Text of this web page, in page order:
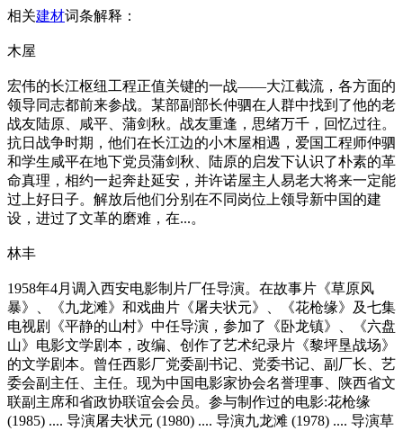
相关建材词条解释：
木屋
宏伟的长江枢纽工程正值关键的一战——大江截流，各方面的
领导同志都前来参战。某部副部长仲驷在人群中找到了他的老
战友陆原、咸平、蒲剑秋。战友重逢，思绪万千，回忆过往。
抗日战争时期，他们在长江边的小木屋相遇，爱国工程师仲驷
和学生咸平在地下党员蒲剑秋、陆原的启发下认识了朴素的革
命真理，相约一起奔赴延安，并许诺屋主人易老大将来一定能
过上好日子。解放后他们分别在不同岗位上领导新中国的建
设，进过了文革的磨难，在...。
林丰
1958年4月调入西安电影制片厂任导演。在故事片《草原风
暴》、《九龙滩》和戏曲片《屠夫状元》、《花枪缘》及七集
电视剧《平静的山村》中任导演，参加了《卧龙镇》、《六盘
山》电影文学剧本，改编、创作了艺术纪录片《黎坪垦战场》
的文学剧本。曾任西影厂党委副书记、党委书记、副厂长、艺
委会副主任、主任。现为中国电影家协会名誉理事、陕西省文
联副主席和省政协联谊会会员。参与制作过的电影:花枪缘
(1985) .... 导演屠夫状元 (1980) .... 导演九龙滩 (1978) .... 导演草